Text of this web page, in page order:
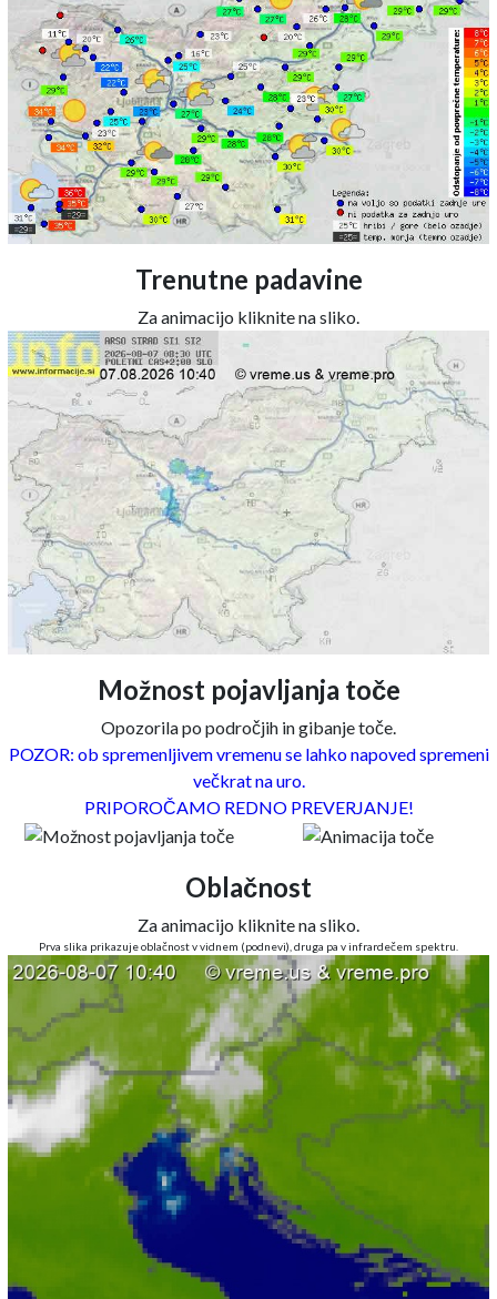
Trenutne padavine
Za animacijo kliknite na sliko.
Možnost pojavljanja toče
Opozorila po področjih in gibanje toče.
POZOR: ob spremenljivem vremenu se lahko napoved spremeni
večkrat na uro.
PRIPOROČAMO REDNO PREVERJANJE!
Oblačnost
Za animacijo kliknite na sliko.
Prva slika prikazuje oblačnost v vidnem (podnevi), druga pa v infrardečem spektru.